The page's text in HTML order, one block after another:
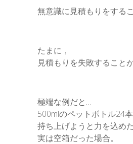
無意識に見積もりをする
たまに，
見積もりを失敗すること
極端な例だと…
500mlのペットボトル24
持ち上げようと力を込め
実は空箱だった場合。